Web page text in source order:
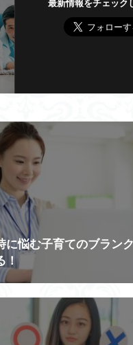
最新情報をチェック
に悩む子育てのブラン
！